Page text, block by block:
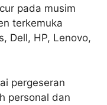
pada musim
terkemuka
Dell, HP, Lenovo,
pergeseran
personal dan